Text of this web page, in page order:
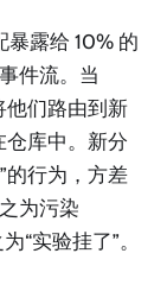
暴露给 10% 的
件流。当
他们路由到新
库中。新分
的行为，方差
为污染
“实验挂了”。